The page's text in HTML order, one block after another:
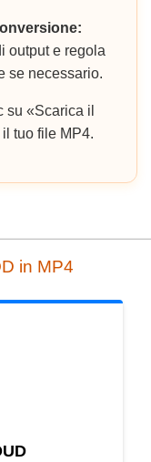
output e regola
se necessario.
su «Scarica il
tuo file MP4.
in MP4